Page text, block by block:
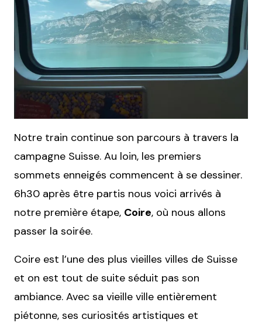
Notre train continue son parcours à travers la
campagne Suisse. Au loin, les premiers
sommets enneigés commencent à se dessiner.
6h30 après être partis nous voici arrivés à
notre première étape, Coire, où nous allons
passer la soirée.
Coire est l’une des plus vieilles villes de Suisse
et on est tout de suite séduit pas son
ambiance. Avec sa vieille ville entièrement
piétonne, ses curiosités artistiques et